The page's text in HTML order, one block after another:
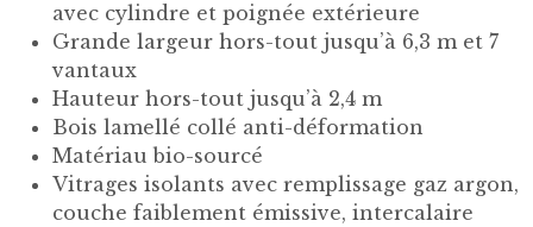
avec cylindre et poignée extérieure
Grande largeur hors-tout jusqu’à 6,3 m et 7
vantaux
Hauteur hors-tout jusqu’à 2,4 m
Bois lamellé collé anti-déformation
Matériau bio-sourcé
Vitrages isolants avec remplissage gaz argon,
couche faiblement émissive, intercalaire